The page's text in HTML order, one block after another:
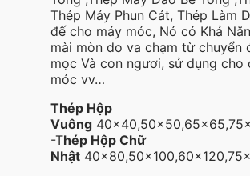
Thép Máy Phun Cát, Thép Làm
đế cho máy móc, Nó có Khả
mài mòn do va chạm từ chuyển
mọc Và con ngươi, sử dụng cho
móc vv…
Thép Hộp
Vuông
-Thép Hộp Chữ
Nhật